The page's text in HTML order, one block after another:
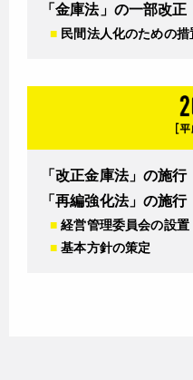
「金庫法」の一部改正
■ 民間法人化のための措
「改正金庫法」の施行
「再編強化法」の施行
■ 経営管理委員会の設置
■ 基本方針の策定